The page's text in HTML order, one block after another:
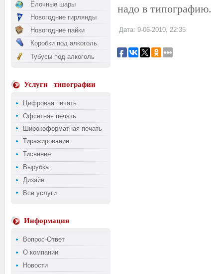
Ёлочные шары
Новогодние гирлянды
Новогодние пайки
Коробки под алкоголь
Тубусы под алкоголь
Услуги типографии
Цифровая печать
Офсетная печать
Широкоформатная печать
Тиражирование
Тиснение
Вырубка
Дизайн
Все услуги
Информация
Вопрос-Ответ
О компании
Новости
надо в типографию.
Дата: 9-06-2010, 22:35